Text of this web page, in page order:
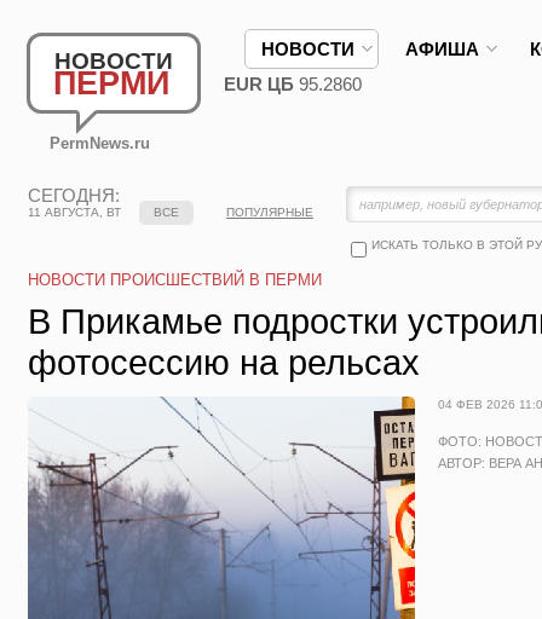
НОВОСТИ
ПЕРМИ
PermNews.ru
НОВОСТИ АФИША
EUR ЦБ 95.2860
СЕГОДНЯ:
11 АВГУСТА, ВТ
ИСКАТЬ ТОЛЬКО В ЭТОЙ
ВСЕ ПОПУЛЯРНЫЕ
НОВОСТИ ПРОИСШЕСТВИЙ В ПЕРМИ
В Прикамье подростки
фотосессию на рельсах
04 ФЕВ 2026
ФОТО:
АВТОР: ВЕРА